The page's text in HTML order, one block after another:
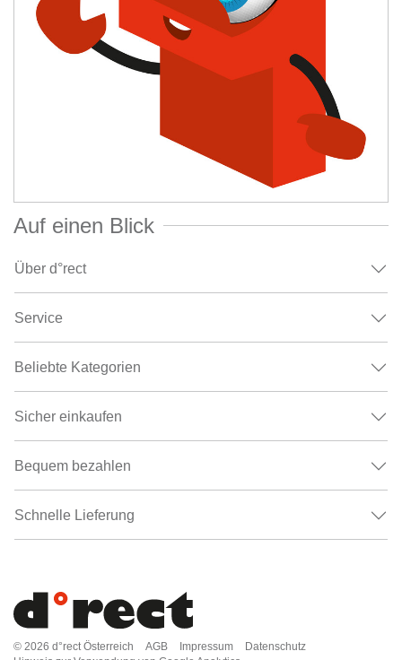
Auf einen Blick
Über d°rect
Service
Beliebte Kategorien
Sicher einkaufen
Bequem bezahlen
Schnelle Lieferung
© 2026 d°rect Österreich AGB Impressum
Datenschutz